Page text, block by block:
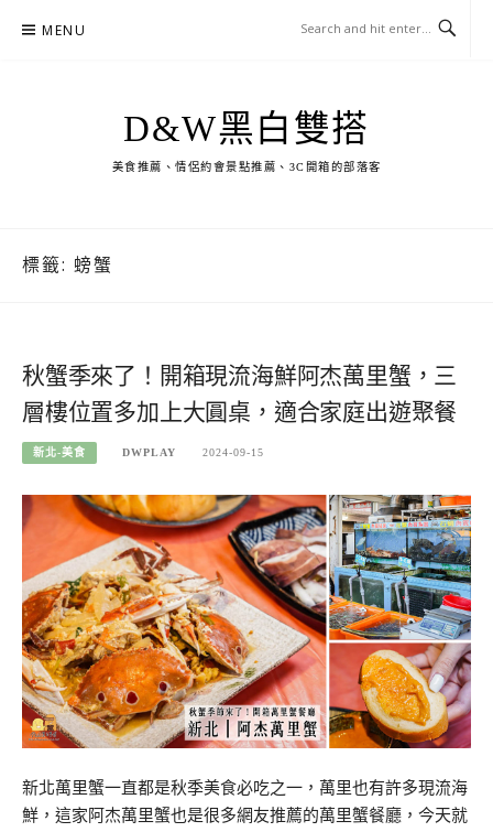
MENU
D&W黑白雙搭
美食推薦、情侶約會景點推薦、3C開箱的部落客
標籤: 螃蟹
秋蟹季來了！開箱現流海鮮阿杰萬里蟹，三
層樓位置多加上大圓桌，適合家庭出遊聚餐
新北-美食 DWPLAY 2024-09-15
新北萬里蟹一直都是秋季美食必吃之一，萬里也有許多現流海
鮮，這家阿杰萬里蟹也是很多網友推薦的萬里蟹餐廳，今天就